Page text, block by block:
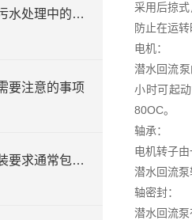
硝化液回流泵——污水处理中的关键角色
要注意的事项
混合液回流泵的安装要求通常包括以下几个方面
采用后掠
防止在运
电机：
潜水回流
小时可起
80OC。
轴承：
电机转子
潜水回流
轴密封：
潜水回流